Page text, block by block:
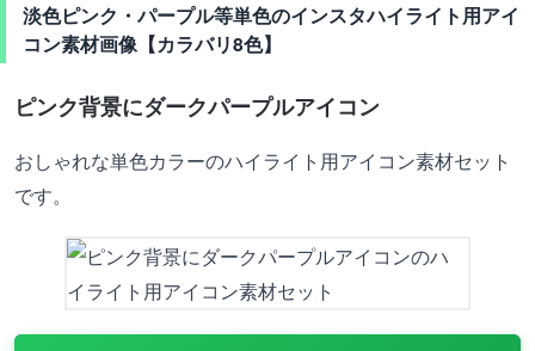
淡色ピンク・パープル等単色のインスタハイライト用アイ
コン素材画像【カラバリ8色】
ピンク背景にダークパープルアイコン
おしゃれな単色カラーのハイライト用アイコン素材セット
です。